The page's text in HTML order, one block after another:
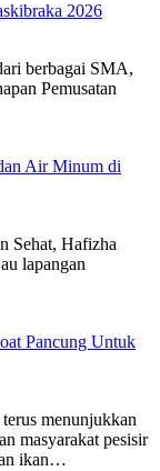
2026
berbagai SMA,
Pemusatan
Air Minum di
Sehat, Hafizha
lapangan
Pancung Untuk
menunjukkan
masyarakat pesisir
ikan…